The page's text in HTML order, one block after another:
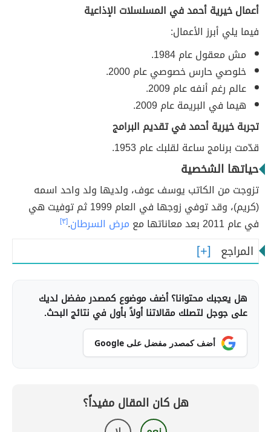
أعمال خيرية أحمد في المسلسلات الإذاعية
فيما يلي أبرز الأعمال:
مش معقول عام 1984.
خلوصي حارس خصوصي عام 2000.
عالم رغم أنفه عام 2009.
هيما في البريمة عام 2009.
تجربة خيرية أحمد في تقديم البرامج
قدّمت برنامج ساعة لقلبك عام 1953.
حياتها الشخصية
تزوجت من الكاتب يوسف عوف، ولديها ولد واحد اسمه
(كريم)، وقد توفي زوجها في العام 1999 ثم توفيت هي
في عام 2011 بعد معاناتها مع
مرض السرطان.[٣]
المراجع
هل يعجبك محتوانا؟ أضف موضوع كمصدر مفضل لديك
على جوجل لتصلك مقالاتنا أولاً بأول في نتائج البحث.
أضف كمصدر مفضل على Google
هل كان المقال مفيداً؟